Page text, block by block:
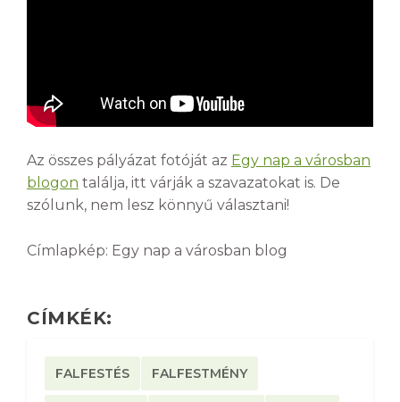
Az összes pályázat fotóját az Egy nap a városban
blogon találja, itt várják a szavazatokat is. De
szólunk, nem lesz könnyű választani!
Címlapkép: Egy nap a városban blog
CÍMKÉK:
FALFESTÉS FALFESTMÉNY